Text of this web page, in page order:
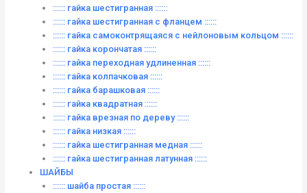
:::::: гайка шестигранная ::::::
:::::: гайка шестигранная с фланцем ::::::
:::::: гайка самоконтрящаяся с нейлоновым кольцом ::::::
:::::: гайка корончатая ::::::
:::::: гайка переходная удлиненная ::::::
:::::: гайка колпачковая ::::::
:::::: гайка барашковая ::::::
:::::: гайка квадратная ::::::
:::::: гайка врезная по дереву ::::::
:::::: гайка низкая ::::::
:::::: гайка шестигранная медная ::::::
:::::: гайка шестигранная латунная ::::::
ШАЙБЫ
:::::: шайба простая ::::::